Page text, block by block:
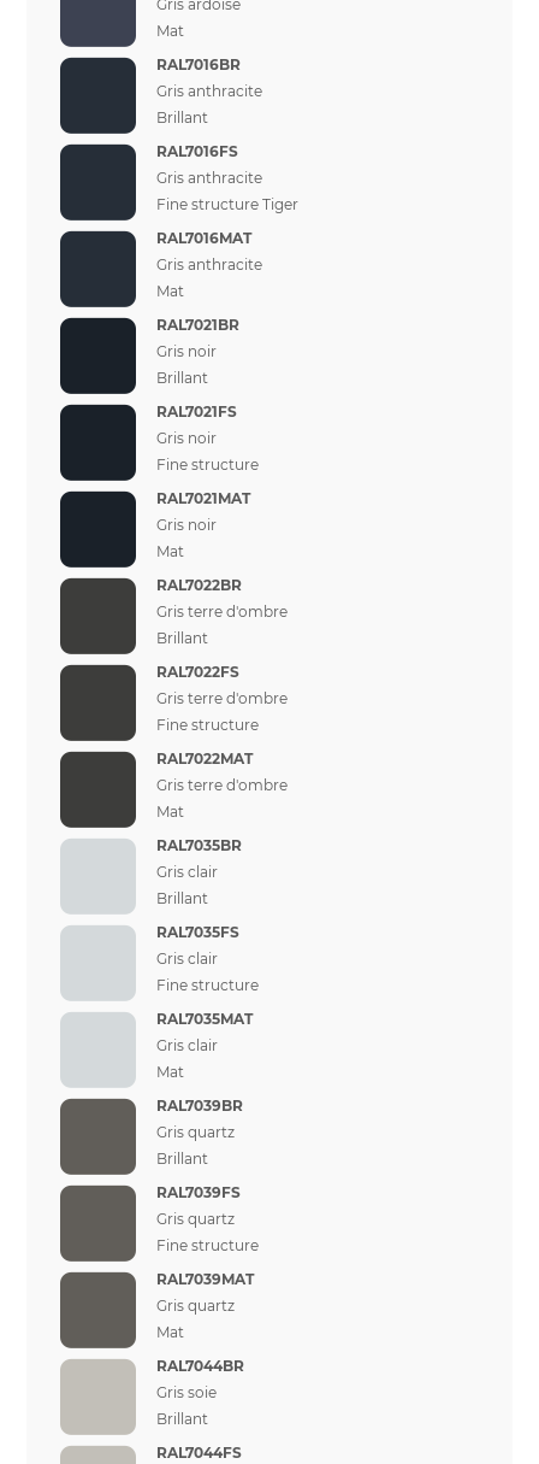
Gris ardoise
Mat
RAL7016BR
Gris anthracite
Brillant
RAL7016FS
Gris anthracite
Fine structure Tiger
RAL7016MAT
Gris anthracite
Mat
RAL7021BR
Gris noir
Brillant
RAL7021FS
Gris noir
Fine structure
RAL7021MAT
Gris noir
Mat
RAL7022BR
Gris terre d'ombre
Brillant
RAL7022FS
Gris terre d'ombre
Fine structure
RAL7022MAT
Gris terre d'ombre
Mat
RAL7035BR
Gris clair
Brillant
RAL7035FS
Gris clair
Fine structure
RAL7035MAT
Gris clair
Mat
RAL7039BR
Gris quartz
Brillant
RAL7039FS
Gris quartz
Fine structure
RAL7039MAT
Gris quartz
Mat
RAL7044BR
Gris soie
Brillant
RAL7044FS